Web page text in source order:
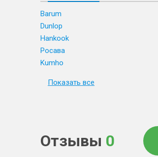
Barum
Dunlop
Hankook
Росава
Kumho
Показать все
Отзывы 0